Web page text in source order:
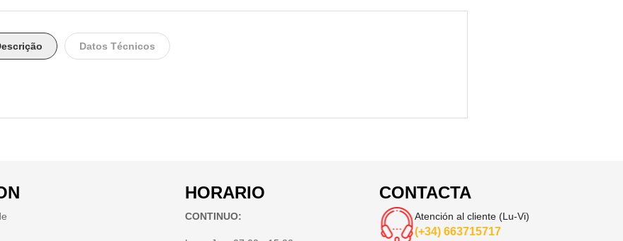
Datos Técnicos
HORARIO
CONTINUO:
CONTACTA
Atención al cliente (Lu-Vi)
(+34) 663715717